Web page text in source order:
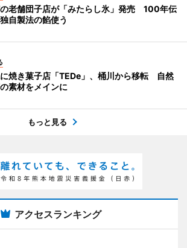
老舗団子店が「みたらし氷」発売 100年伝
自製法の餡使う
焼き菓子店「TEDe」、桶川から移転 自然
素材をメインに
もっと見る
アクセスランキング